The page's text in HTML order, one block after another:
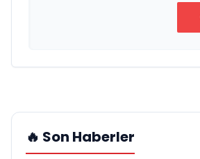
🔥 Son Haberler